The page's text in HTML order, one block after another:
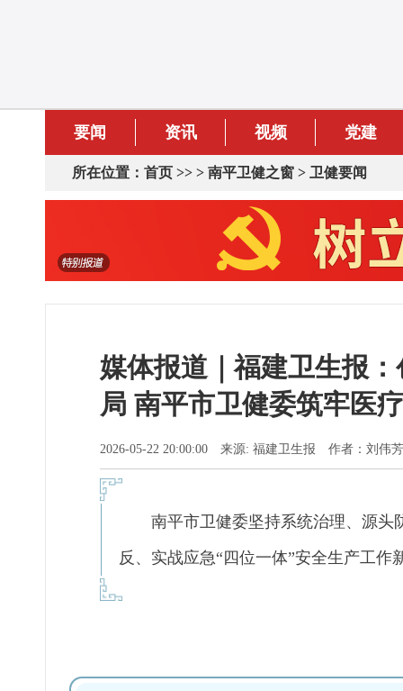
要闻 资讯 视频 党建
所在位置： 首页 >> > 南平卫健之窗 > 卫健要闻
媒体报道｜福建卫生报
局 南平市卫健委筑牢医
2026-05-22 20:00:00 来源: 福建卫生报 作者：刘伟
南平市卫健委坚持系统治理、源头
反、实战应急“四位一体”安全生产工